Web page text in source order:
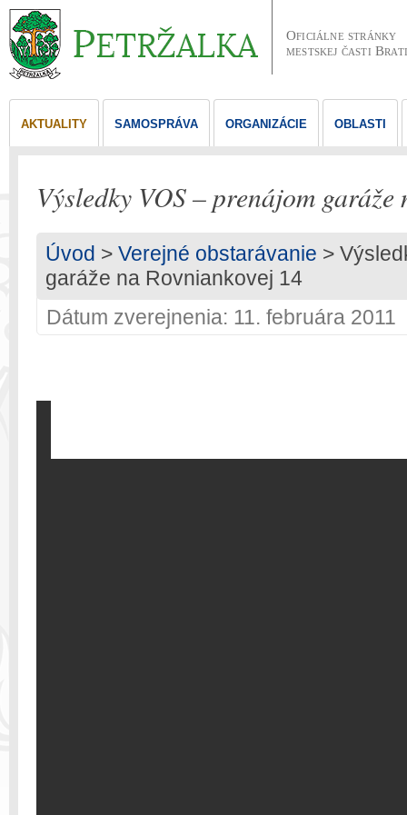
Oficiálne stránky
mestskej časti
AKTUALITY SAMOSPRÁVA ORGANIZÁCIE OBLASTI
Výsledky VOS – prenájom
Úvod > Verejné obstarávanie >
garáže na Rovniankovej 14
Dátum zverejnenia: 11. februára 2011